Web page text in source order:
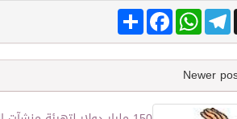
Share
FacebookWhatsAppTelegram